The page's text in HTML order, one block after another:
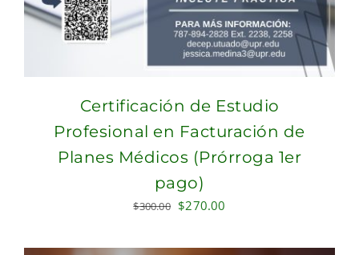
Certificación de Estudio
Profesional en Facturación de
Planes Médicos (Prórroga 1er
pago)
$300.00 Original
was:
$270.00
is: